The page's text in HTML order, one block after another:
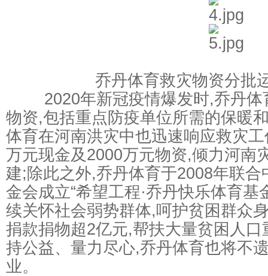
乔丹体育救灾物资分批
2020年新冠疫情爆发时,乔丹体
物资,包括重点防疫单位所需的保暖
体育在河南洪灾中也迅速响应救灾
万元现金及2000万元物资,倾力河南
建;除此之外,乔丹体育于2008年联合
金会成立“希望工程·乔丹快乐体育基
续关怀社会弱势群体,呵护贫困群众
捐款捐物超2亿元,帮扶大量贫困人
持公益、量力尽心,乔丹体育也将不
业。